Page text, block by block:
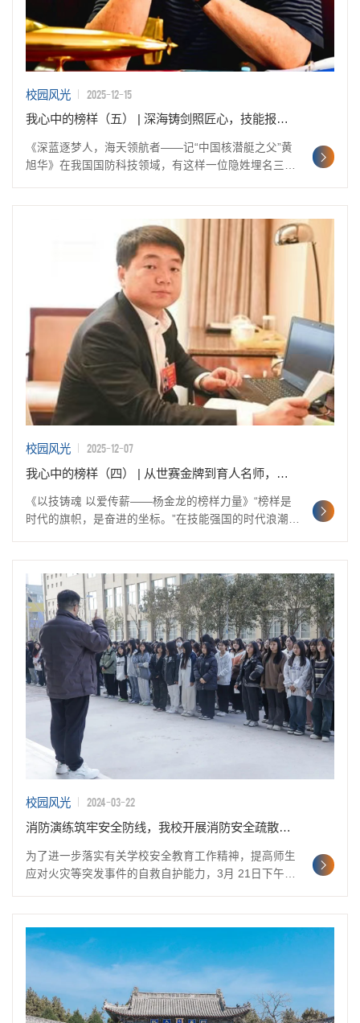
校园风光 2025-12-15
我心中的榜样（五） | 深海铸剑照匠心，技能报国启新程——黄旭华精神给我校学子的成长启示
《深蓝逐梦人，海天领航者——记“中国核潜艇之父”黄
旭华》在我国国防科技领域，有这样一位隐姓埋名三十
校园风光 2025-12-07
我心中的榜样（四） | 从世赛金牌到育人名师，杨金龙用热爱点燃汽车工程系学子技能梦
《以技铸魂 以爱传薪——杨金龙的榜样力量》“榜样是
时代的旗帜，是奋进的坐标。”在技能强国的时代浪潮
篇章。
校园风光 2024-03-22
消防演练筑牢安全防线，我校开展消防安全疏散演练活动
为了进一步落实有关学校安全教育工作精神，提高师生
应对火灾等突发事件的自救自护能力，3月 21日下午，
任